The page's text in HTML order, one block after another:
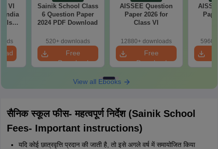
VI
India
Sainik School Class
6 Question Paper
2024 PDF Download
520+ downloads
Free
Download
AISSEE Question
Paper 2026 for
Class VI
12880+ downloads
Free
Download
View all Ebooks
सैनिक स्कूल फीस- महत्वपूर्ण निर्देश (Sainik School
Fees- Important instructions)
यदि कोई छात्रवृत्ति प्रदान की जाती है, तो इसे अगले वर्ष में समायोजित किया